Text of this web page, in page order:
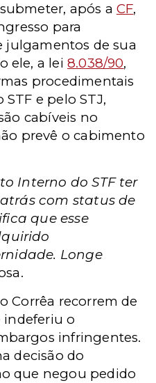
após a CF,
para
julgamentos de sua
ele, a lei 8.038/90,
procedimentais
e pelo STJ,
cabíveis no
prevê o cabimento
Interno do STF ter
com status de
que esse
Longe
Corrêa recorrem de
indeferiu o
infringentes.
decisão do
que negou pedido